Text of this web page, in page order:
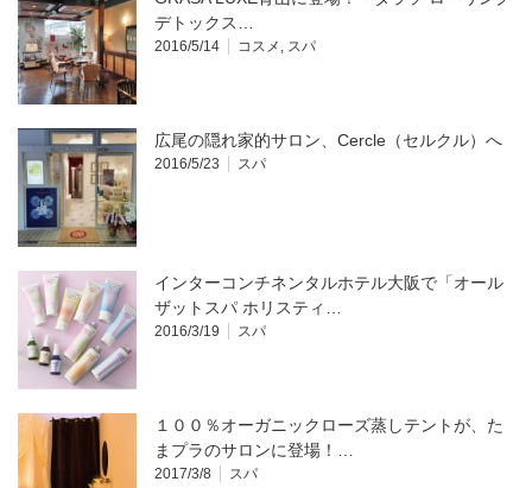
デトックス…
2016/5/14 コスメ , スパ
広尾の隠れ家的サロン、Cercle（セルクル）へ
2016/5/23 スパ
インターコンチネンタルホテル大阪で「オール
ザットスパ ホリスティ…
2016/3/19 スパ
１００％オーガニックローズ蒸しテントが、た
まプラのサロンに登場！…
2017/3/8 スパ